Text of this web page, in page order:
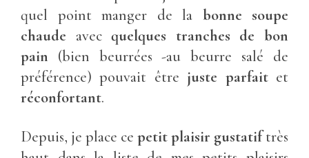
quel point manger de la bonne soupe
chaude avecquelques tranches de bon
pain (bien beurrées -au beurre salé de
préférence) pouvait être juste parfaitet
réconfortant.
Depuis, je place ce petit plaisir gustatiftrès